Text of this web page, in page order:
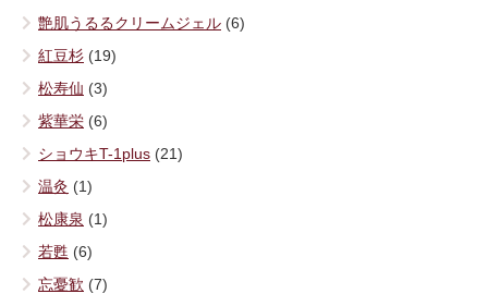
艶肌うるるクリームジェル (6)
紅豆杉 (19)
松寿仙 (3)
紫華栄 (6)
ショウキT-1plus (21)
温灸 (1)
松康泉 (1)
若甦 (6)
忘憂歓 (7)